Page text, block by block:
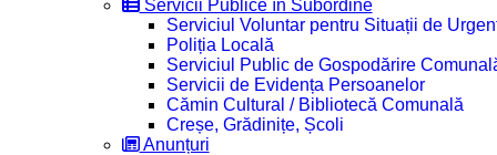
Servicii Publice în Subordine
Serviciul Voluntar pentru Situații de
Poliția Locală
Serviciul Public de Gospodărire
Servicii de Evidența Persoanelor
Cămin Cultural / Bibliotecă Comunală
Creșe, Grădinițe, Școli
Anunțuri